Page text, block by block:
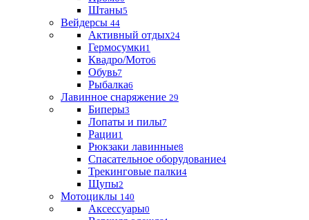
Штаны5
Вейдерсы 44
Активный отдых24
Гермосумки1
Квадро/Мото6
Обувь7
Рыбалка6
Лавинное снаряжение 29
Биперы3
Лопаты и пилы7
Рации1
Рюкзаки лавинные8
Спасательное оборудование4
Трекинговые палки4
Щупы2
Мотоциклы 140
Аксессуары0